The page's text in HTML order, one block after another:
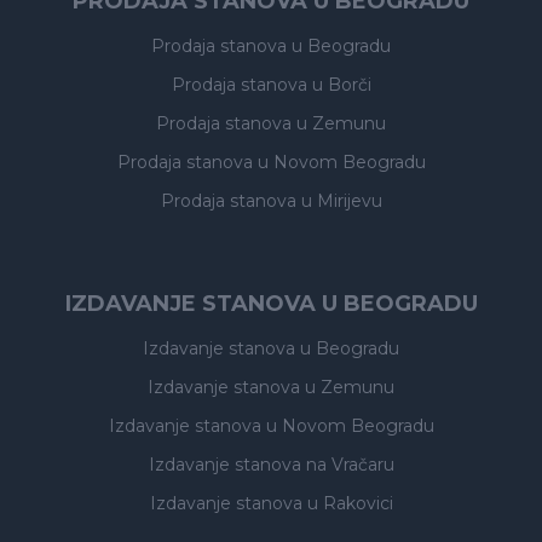
Prodaja stanova u Beogradu
Prodaja stanova u Borči
Prodaja stanova u Zemunu
Prodaja stanova u Novom Beogradu
Prodaja stanova u Mirijevu
IZDAVANJE STANOVA U BEOGRADU
Izdavanje stanova u Beogradu
Izdavanje stanova u Zemunu
Izdavanje stanova u Novom Beogradu
Izdavanje stanova na Vračaru
Izdavanje stanova u Rakovici